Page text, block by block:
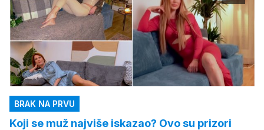
BRAK NA PRVU
Koji se muž najviše iskazao? Ovo su prizori